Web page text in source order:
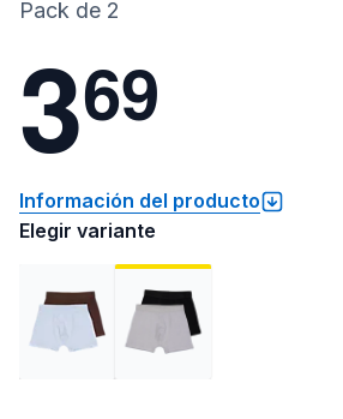
Pack de 2
369
Información del producto
Elegir variante